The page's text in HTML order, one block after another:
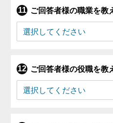
ご回答者様の職業を教
ご回答者様の役職を教